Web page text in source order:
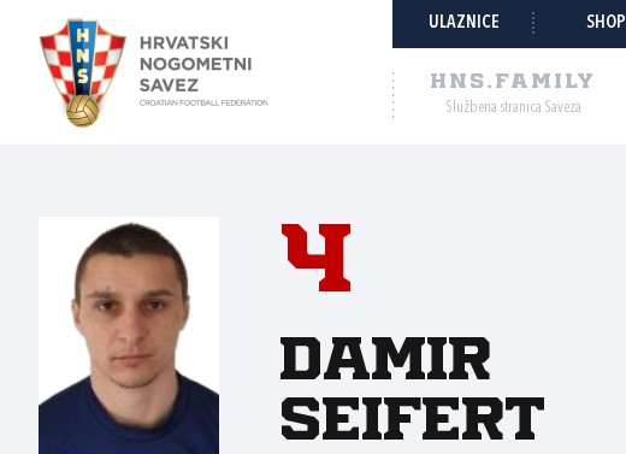
ULAZNICE SHOP
HNS.FAMILY
Službena stranica Saveza
4
Damir
Seifert